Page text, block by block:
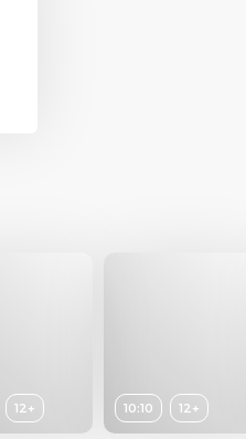
12+ 10:10 12+